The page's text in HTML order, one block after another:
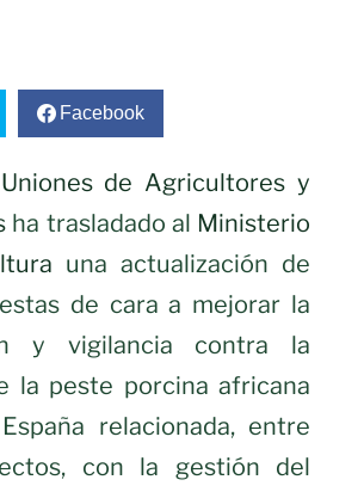
Facebook
de Agricultores y
ha trasladado al Ministerio
una actualización de
de cara a mejorar la
y vigilancia contra la
la peste porcina africana
relacionada, entre
con la gestión del